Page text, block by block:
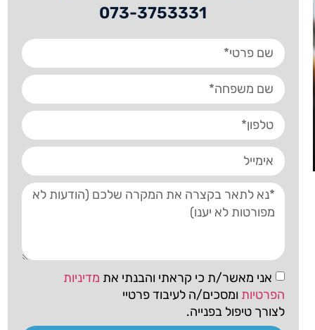
הצלחות המשרד073-3753331
אני מאשר/ת כי קראתי והבנתי את מדיניות
הפרטיות ומסכים/ה לעיבוד פרטיי
לצורך טיפול בפנייה.